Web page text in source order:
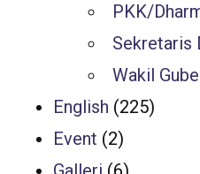
PKK/
Sekretaris
Wakil
English (225)
Event (2)